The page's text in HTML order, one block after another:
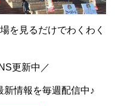
を見るだけでわくわく
更新中／
新情報を毎週配信中♪